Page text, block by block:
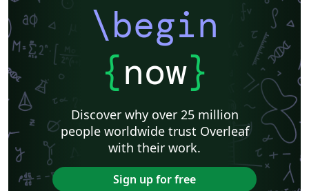
\begin
{now}
Discover why over 25 million
people worldwide trust Overleaf
with their work.
Sign up for free